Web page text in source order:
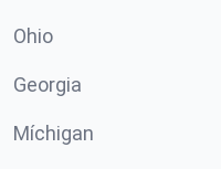
Ohio
Georgia
Míchigan